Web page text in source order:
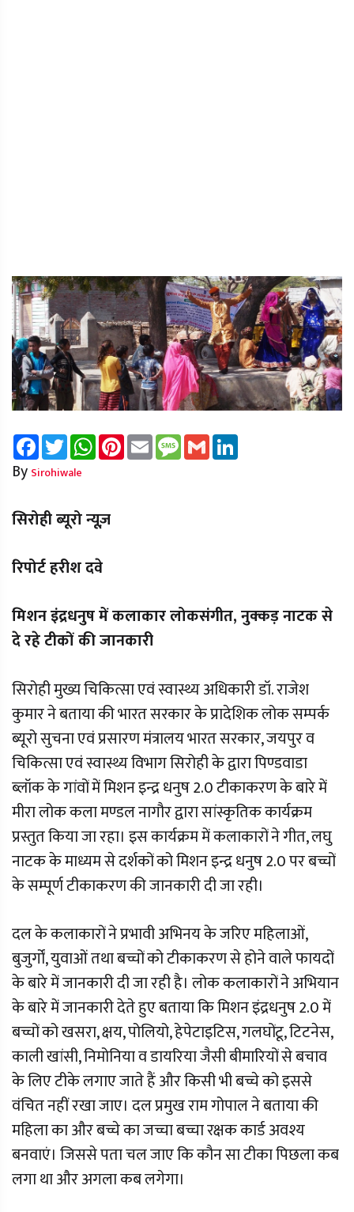
FacebookTwitterWhatsAppPinterest
Email Message
Gmail
By Sirohiwale
सिरोही ब्यूरो न्यूज़
रिपोर्ट हरीश दवे
मिशन इंद्रधनुष में कलाकार लोकसंगीत, नुक्कड़ नाटक से
दे रहे टीकों की जानकारी
सिरोही मुख्य चिकित्सा एवं स्वास्थ्य अधिकारी डॉ. राजेश
कुमार ने बताया की भारत सरकार के प्रादेशिक लोक सम्पर्क
ब्यूरो सुचना एवं प्रसारण मंत्रालय भारत सरकार, जयपुर व
चिकित्सा एवं स्वास्थ्य विभाग सिरोही के द्वारा पिण्डवाडा
ब्लॉक के गांवों में मिशन इन्द्र धनुष 2.0 टीकाकरण के बारे में
मीरा लोक कला मण्डल नागौर द्वारा सांस्कृतिक कार्यक्रम
प्रस्तुत किया जा रहा। इस कार्यक्रम में कलाकारों ने गीत, लघु
नाटक के माध्यम से दर्शकों को मिशन इन्द्र धनुष 2.0 पर बच्चों
के सम्पूर्ण टीकाकरण की जानकारी दी जा रही।
दल के कलाकारों ने प्रभावी अभिनय के जरिए महिलाओं,
बुजुर्गों, युवाओं तथा बच्चों को टीकाकरण से होने वाले फायदों
के बारे में जानकारी दी जा रही है। लोक कलाकारों ने अभियान
के बारे में जानकारी देते हुए बताया कि मिशन इंद्रधनुष 2.0 में
बच्चों को खसरा, क्षय, पोलियो, हेपेटाइटिस, गलघोंटू, टिटनेस,
काली खांसी, निमोनिया व डायरिया जैसी बीमारियों से बचाव
के लिए टीके लगाए जाते हैं और किसी भी बच्चे को इससे
वंचित नहीं रखा जाए। दल प्रमुख राम गोपाल ने बताया की
महिला का और बच्चे का जच्चा बच्चा रक्षक कार्ड अवश्य
बनवाएं। जिससे पता चल जाए कि कौन सा टीका पिछला कब
लगा था और अगला कब लगेगा।